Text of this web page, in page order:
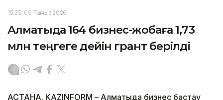
15:25, 09 Тамыз 2026
Алматыда 164 бизнес-жобаға 1,73
млн теңгеге дейін грант берілді
АСТАНА. KAZINFORM – Алматыда бизнес бастау